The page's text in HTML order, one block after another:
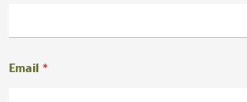
Email *